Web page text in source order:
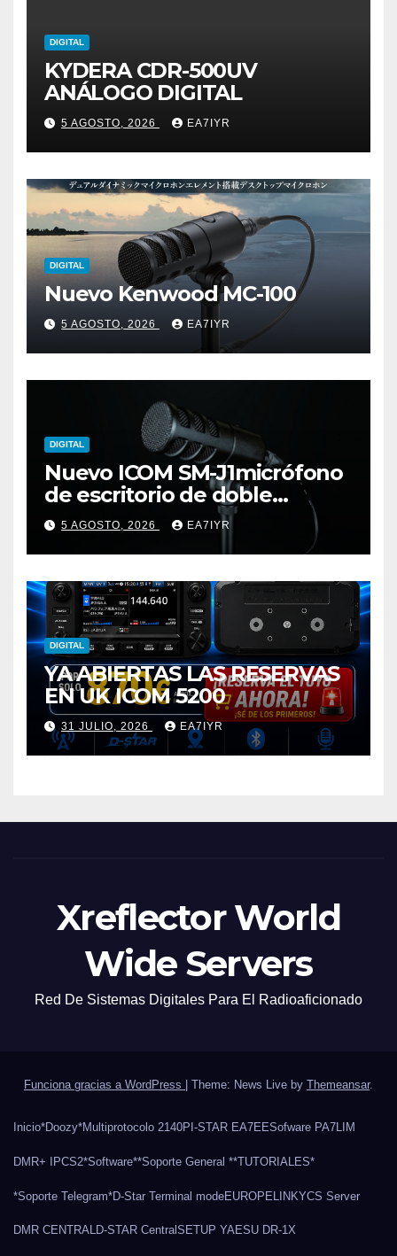
DIGITAL
KYDERA CDR-500UV
ANÁLOGO DIGITAL
5 AGOSTO, 2026 EA7IYR
DIGITAL
Nuevo Kenwood MC-100
5 AGOSTO, 2026 EA7IYR
DIGITAL
Nuevo ICOM SM-J1micrófono
de escritorio de doble
elemento premium
5 AGOSTO, 2026 EA7IYR
DIGITAL
YA ABIERTAS LAS RESERVAS
EN UK ICOM 5200
31 JULIO, 2026 EA7IYR
Xreflector World
Wide Servers
Red De Sistemas Digitales Para El Radioaficionado
Funciona gracias a WordPress | Theme: News Live by Themeansar.
Inicio*Doozy*Multiprotocolo 2140PI-STAR EA7EESofware PA7LIM
DMR+ IPCS2*Software**Soporte General **TUTORIALES*
*Soporte Telegram*D-Star Terminal modeEUROPELINKYCS Server
DMR CENTRALD-STAR CentralSETUP YAESU DR-1X